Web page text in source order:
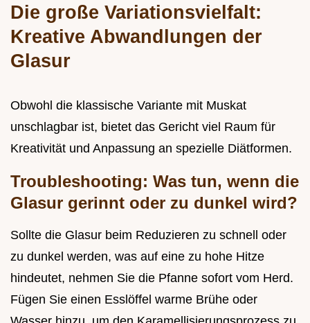
Die große Variationsvielfalt:
Kreative Abwandlungen der
Glasur
Obwohl die klassische Variante mit Muskat
unschlagbar ist, bietet das Gericht viel Raum für
Kreativität und Anpassung an spezielle Diätformen.
Troubleshooting: Was tun, wenn die
Glasur gerinnt oder zu dunkel wird?
Sollte die Glasur beim Reduzieren zu schnell oder
zu dunkel werden, was auf eine zu hohe Hitze
hindeutet, nehmen Sie die Pfanne sofort vom Herd.
Fügen Sie einen Esslöffel warme Brühe oder